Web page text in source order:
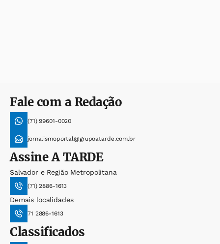
Fale com a Redação
(71) 99601-0020
jornalismoportal@grupoatarde.com.br
AssineA TARDE
Salvador e Região Metropolitana
(71) 2886-1613
Demais localidades
71 2886-1613
Classificados